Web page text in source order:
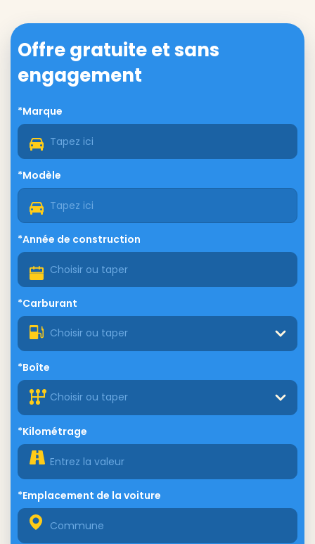
Offre gratuite et sans
engagement
*Marque
*Modèle
*Année de construction
*Carburant
Choisir ou taper
*Boîte
Choisir ou taper
*Kilométrage
*Emplacement de la voiture